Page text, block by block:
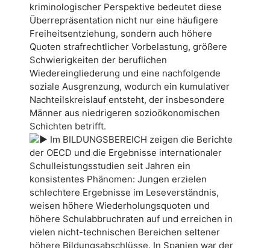
kriminologischer Perspektive bedeutet diese
Überrepräsentation nicht nur eine häufigere
Freiheitsentziehung, sondern auch höhere
Quoten strafrechtlicher Vorbelastung, größere
Schwierigkeiten der beruflichen
Wiedereingliederung und eine nachfolgende
soziale Ausgrenzung, wodurch ein kumulativer
Nachteilskreislauf entsteht, der insbesondere
Männer aus niedrigeren sozioökonomischen
Schichten betrifft.
Im BILDUNGSBEREICH zeigen die Berichte
der OECD und die Ergebnisse internationaler
Schulleistungsstudien seit Jahren ein
konsistentes Phänomen: Jungen erzielen
schlechtere Ergebnisse im Leseverständnis,
weisen höhere Wiederholungsquoten und
höhere Schulabbruchraten auf und erreichen in
vielen nicht-technischen Bereichen seltener
höhere Bildungsabschlüsse. In Spanien war der